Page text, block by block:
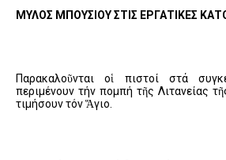
ΜΥΛΟΣ ΜΠΟΥΣΙΟΥ ΣΤΙΣ ΕΡΓΑΤΙΚΕΣ
Παρακαλοῦνται οἱ πιστοί στά
περιμένουν τήν πομπή τῆς Λιτανείας
τιμήσουν τόν Ἅγιο.